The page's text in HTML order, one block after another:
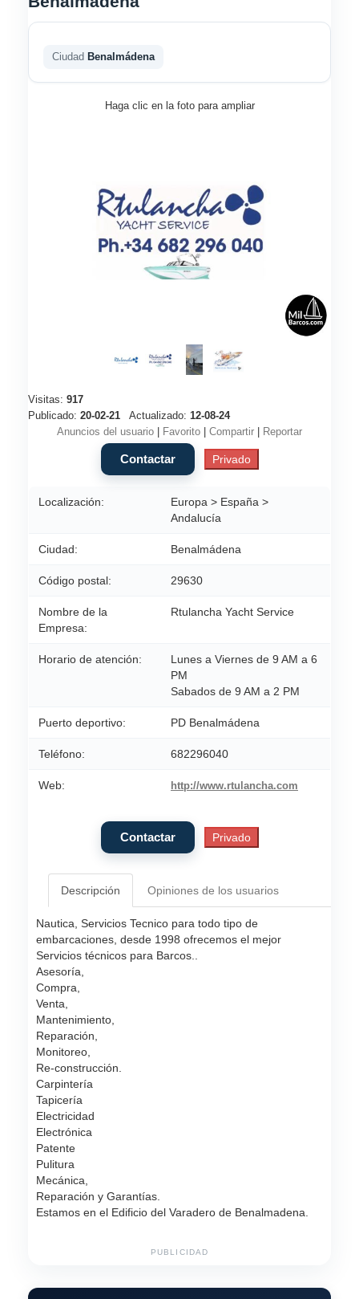
Ciudad Benalmádena
Haga clic en la foto para ampliar
Visitas: 917
Publicado: 20-02-21 Actualizado: 12-08-24
Anuncios del usuario
Favorito Compartir Reportar
Localización:
Europa > España >
Andalucía
Ciudad: Benalmádena
Código postal: 29630
Nombre de la
Empresa:
Rtulancha Yacht Service
Horario de atención:
Lunes a Viernes de 9 AM a 6
PM
Sabados de 9 AM a 2 PM
Puerto deportivo: PD Benalmádena
Teléfono: 682296040
Web: http://www.rtulancha.com
Descripción Opiniones de los usuarios
Nautica, Servicios Tecnico para todo tipo de
embarcaciones, desde 1998 ofrecemos el mejor
Servicios técnicos para Barcos..
Asesoría,
Compra,
Venta,
Mantenimiento,
Reparación,
Monitoreo,
Re-construcción.
Carpintería
Tapicería
Electricidad
Electrónica
Patente
Pulitura
Mecánica,
Reparación y Garantías.
Estamos en el Edificio del Varadero de Benalmadena.
PUBLICIDAD